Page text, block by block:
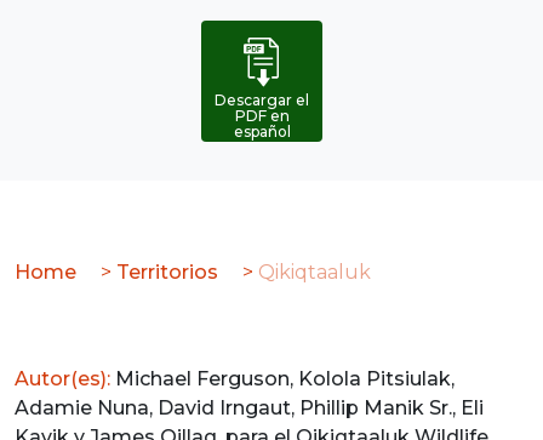
Descargar el
PDF en
español
Home > Territorios > Qikiqtaaluk
Autor(es): Michael Ferguson, Kolola Pitsiulak,
Adamie Nuna, David Irngaut, Phillip Manik Sr., Eli